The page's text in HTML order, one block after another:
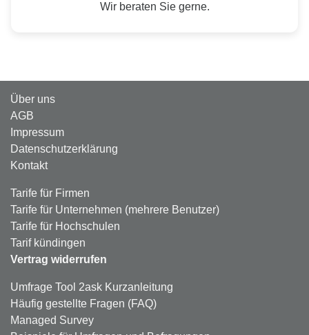
Wir beraten Sie gerne.
Über uns
AGB
Impressum
Datenschutzerklärung
Kontakt
Tarife für Firmen
Tarife für Unternehmen (mehrere Benutzer)
Tarife für Hochschulen
Tarif kündingen
Vertrag widerrufen
Umfrage Tool 2ask Kurzanleitung
Häufig gestellte Fragen (FAQ)
Managed Survey